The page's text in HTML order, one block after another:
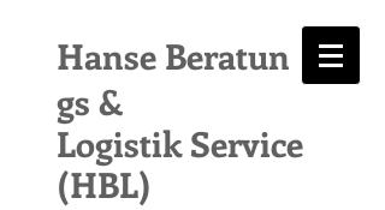
Hanse Beratun
gs &
Logistik Service
(HBL)